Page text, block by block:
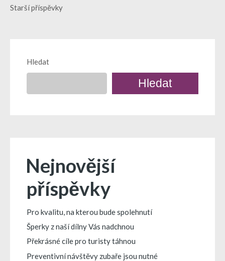
Navigace
příspěvky
Starší příspěvky
Hledat
Hledat
Nejnovější
příspěvky
Pro kvalitu, na kterou bude spolehnutí
Šperky z naší dílny Vás nadchnou
Překrásné cíle pro turisty táhnou
Preventivní návštěvy zubaře jsou nutné